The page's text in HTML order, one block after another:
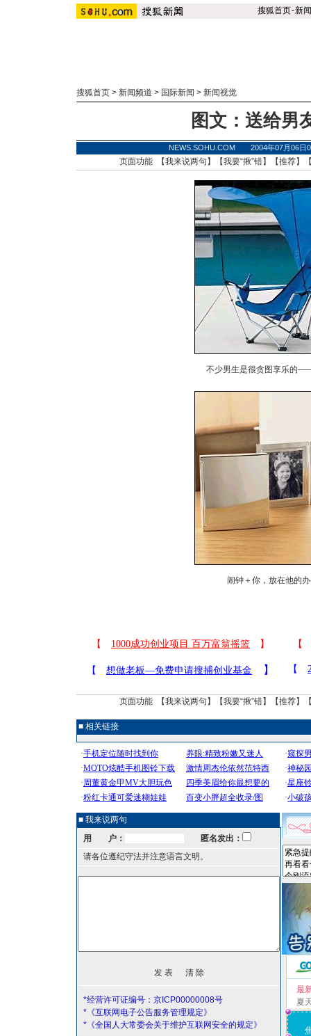
搜狐首页-新闻
搜狐首页 > 新闻频道 > 国际新闻 > 新闻视觉
图文：送给男
NEWS.SOHU.COM 2004年07月06
页面功能 【我来说两句 】【我要“揪”错】【推荐】
不少男生是很贪图享乐的
闹钟＋你，放在他的
页面功能 【我来说两句 】【我要“揪”错】【推荐】
■ 相关链接
■ 我来说两句
用 户：
匿名发出：
请各位遵纪守法并注意语言文明。
*经营许可证编号：京ICP00000008号
*《互联网电子公告服务管理规定》
*《全国人大常委会关于维护互联网安全的规定》
最
夏